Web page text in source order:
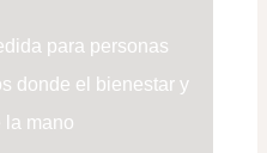
para personas
donde el bienestar y
la mano